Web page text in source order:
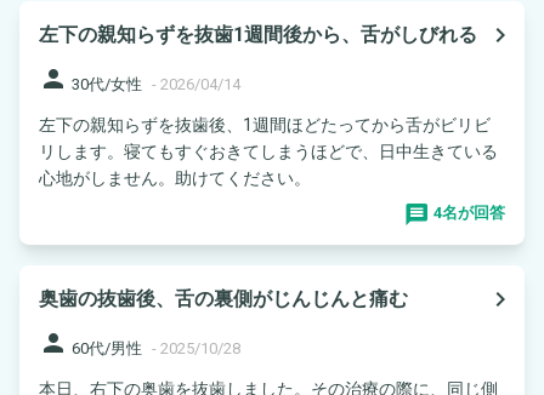
左下の親知らずを抜歯1週間後から、舌がしびれる
navigate_next
person 30代/女性 - 2026/04/14
左下の親知らずを抜歯後、1週間ほどたってから舌がビリビ
リします。寝てもすぐおきてしまうほどで、日中生きている
心地がしません。助けてください。
4名が回答
奥歯の抜歯後、舌の裏側がじんじんと痛む
navigate_next
person 60代/男性 - 2025/10/28
本日、右下の奥歯を抜歯しました。その治療の際に、同じ側